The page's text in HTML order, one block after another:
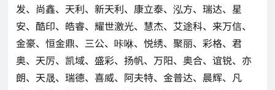
发、尚鑫、天利、新天利、康立泰、泓方、瑞达、星
安、酷印、皓睿、耀世激光、慧杰、艾途科、来万信、
金豪、恒金鼎、三公、咔咻、悦绣、聚丽、彩格、君
奥、天厉、凯域、盛彩、扬帆、万阳、奥合、谊锐、亦
朗、天晟、瑞德、喜威、阿夫特、金普达、晨辉、凡